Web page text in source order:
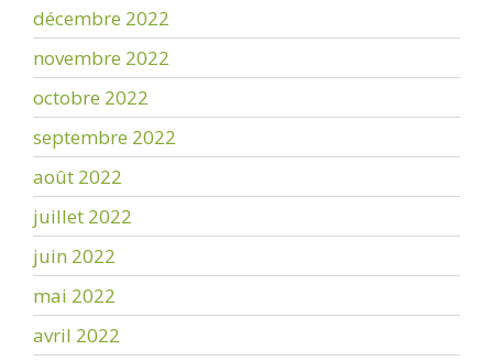
décembre 2022
novembre 2022
octobre 2022
septembre 2022
août 2022
juillet 2022
juin 2022
mai 2022
avril 2022